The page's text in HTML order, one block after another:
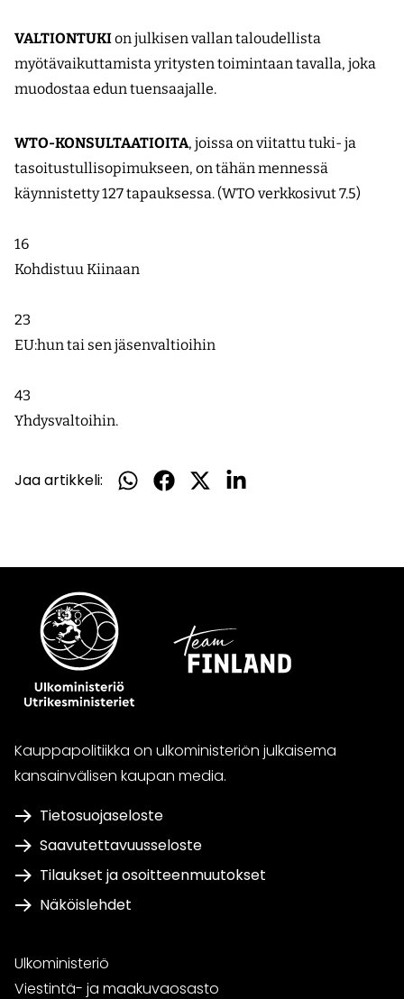
VALTIONTUKIon julkisen vallan taloudellista
myötävaikuttamista yritysten toimintaan tavalla, joka
muodostaa edun tuensaajalle.
WTO-KONSULTAATIOITA, joissa on viitattu tuki- ja
tasoitustullisopimukseen, on tähän mennessä
käynnistetty 127 tapauksessa. (WTO verkkosivut 7.5)
16
Kohdistuu Kiinaan
23
EU:hun tai sen jäsenvaltioihin
43
Yhdysvaltoihin.
Jaa artikkeli:
Jaa
Jaa
Jaa
Jaa
Kauppapolitiikka on ulkoministeriön julkaisema
kansainvälisen kaupan media.
Tietosuojaseloste
Saavutettavuusseloste
Tilaukset ja osoitteenmuutokset
Näköislehdet
Ulkoministeriö
Viestintä- ja maakuvaosasto